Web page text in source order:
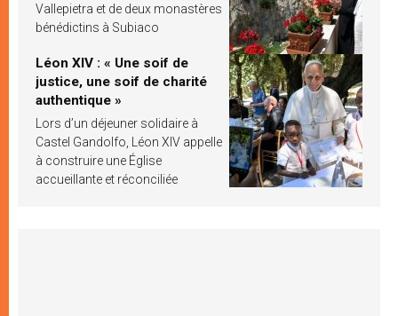
Vallepietra et de deux monastères
bénédictins à Subiaco
Léon XIV : « Une soif de
justice, une soif de charité
authentique »
Lors d’un déjeuner solidaire à
Castel Gandolfo, Léon XIV appelle
à construire une Église
accueillante et réconciliée